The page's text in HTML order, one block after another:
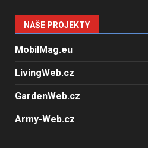
NAŠE PROJEKTY
MobilMag.eu
LivingWeb.cz
GardenWeb.cz
Army-Web.cz